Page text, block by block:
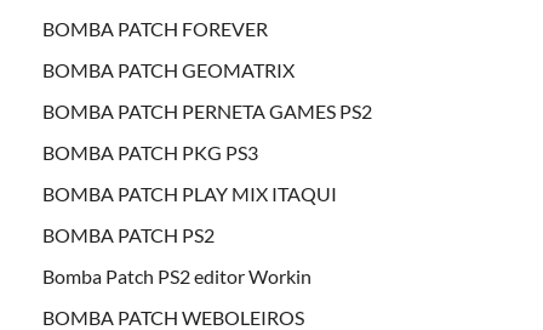
BOMBA PATCH FOREVER
BOMBA PATCH GEOMATRIX
BOMBA PATCH PERNETA GAMES PS2
BOMBA PATCH PKG PS3
BOMBA PATCH PLAY MIX ITAQUI
BOMBA PATCH PS2
Bomba Patch PS2 editor Workin
BOMBA PATCH WEBOLEIROS